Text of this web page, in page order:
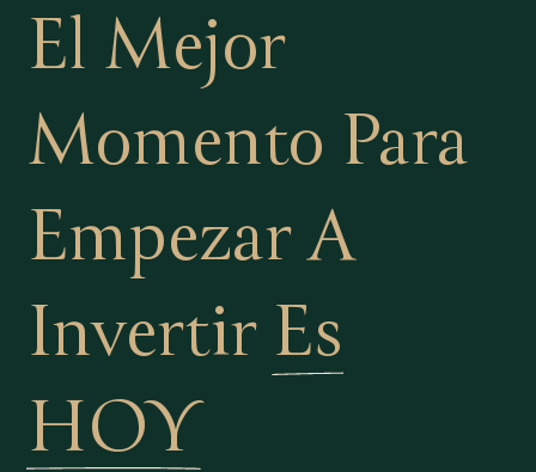
El Mejor
Momento Para
Empezar A
Invertir Es
HOY